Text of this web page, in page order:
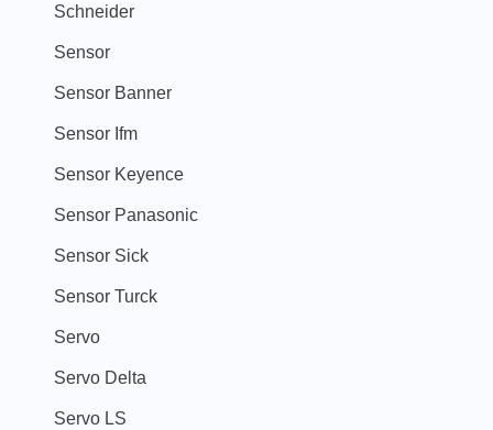
Schneider
Sensor
Sensor Banner
Sensor Ifm
Sensor Keyence
Sensor Panasonic
Sensor Sick
Sensor Turck
Servo
Servo Delta
Servo LS